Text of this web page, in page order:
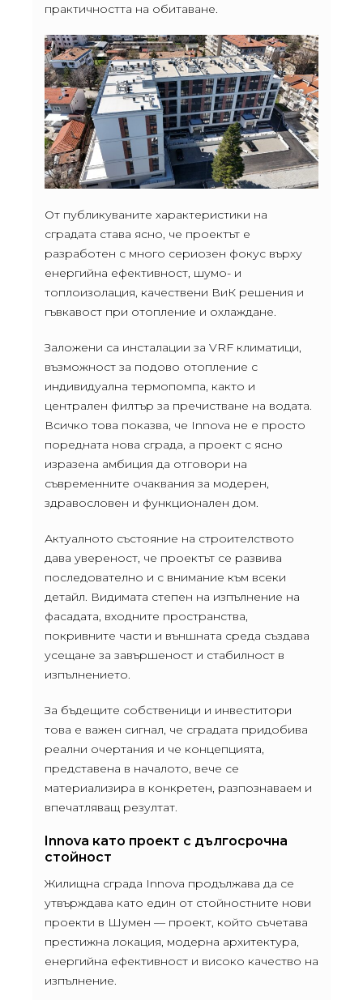
практичността на обитаване.
От публикуваните характеристики на
сградата става ясно, че проектът е
разработен с много сериозен фокус върху
енергийна ефективност, шумо- и
топлоизолация, качествени ВиК решения и
гъвкавост при отопление и охлаждане.
Заложени са инсталации за VRF климатици,
възможност за подово отопление с
индивидуална термопомпа, както и
централен филтър за пречистване на водата.
Всичко това показва, че Innova не е просто
поредната нова сграда, а проект с ясно
изразена амбиция да отговори на
съвременните очаквания за модерен,
здравословен и функционален дом.
Актуалното състояние на строителството
дава увереност, че проектът се развива
последователно и с внимание към всеки
детайл. Видимата степен на изпълнение на
фасадата, входните пространства,
покривните части и външната среда създава
усещане за завършеност и стабилност в
изпълнението.
За бъдещите собственици и инвеститори
това е важен сигнал, че сградата придобива
реални очертания и че концепцията,
представена в началото, вече се
материализира в конкретен, разпознаваем и
впечатляващ резултат.
Innova като проект с дългосрочна
стойност
Жилищна сграда Innova продължава да се
утвърждава като един от стойностните нови
проекти в Шумен — проект, който съчетава
престижна локация, модерна архитектура,
енергийна ефективност и високо качество на
изпълнение.